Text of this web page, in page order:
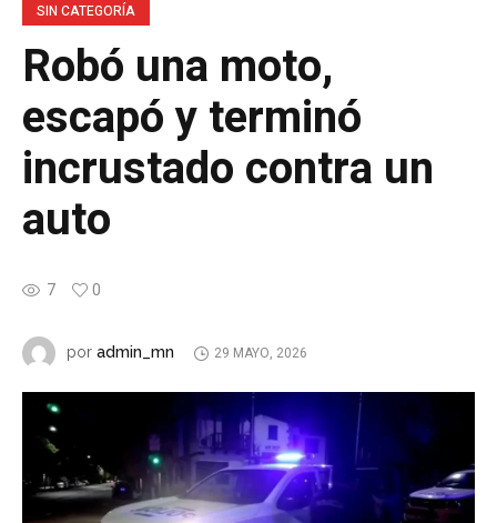
SIN CATEGORÍA
Robó una moto,
escapó y terminó
incrustado contra un
auto
7 0
por admin_mn 29 MAYO, 2026